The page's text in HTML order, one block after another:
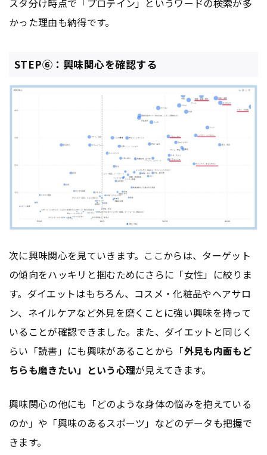
スタ分け時点で「プロテイン」というワードの検索が多
かった理由も納得です。
STEP⑥：興味関心を確認する
次に興味関心を見ていきます。ここからは、ターゲット
の傾向をハッキリと掴むためにさらに「女性」に絞りま
す。ダイエットはもちろん、コスメ・化粧品やヘアサロ
ン、ネイルケアなど外見を磨くことに強い興味を持って
いることが確認できました。また、ダイエットと同じく
らい「読書」にも興味があることから「外見も内面もど
ちらも磨きたい」という心理が見えてきます。
興味関心の他にも「どのような身体の悩みを抱えている
のか」や「興味のあるスポーツ」などのデータも把握で
きます。